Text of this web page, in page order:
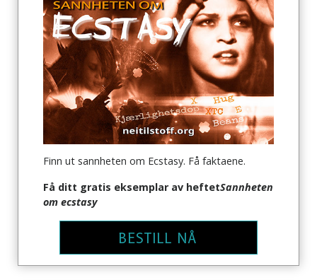
Finn ut sannheten om Ecstasy. Få faktaene.
Få ditt gratis eksemplar av heftetSannheten
om ecstasy
BESTILL NÅ
NEI TAKK